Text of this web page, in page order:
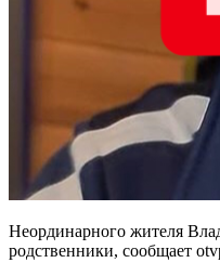
Неординарного жителя
родственники, сообщает